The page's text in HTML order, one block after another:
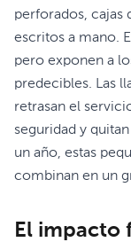
perforados, cajas
escritos a mano.
pero exponen a
predecibles. Las
retrasan el
seguridad y
un año, estas
combinan en un
El impacto